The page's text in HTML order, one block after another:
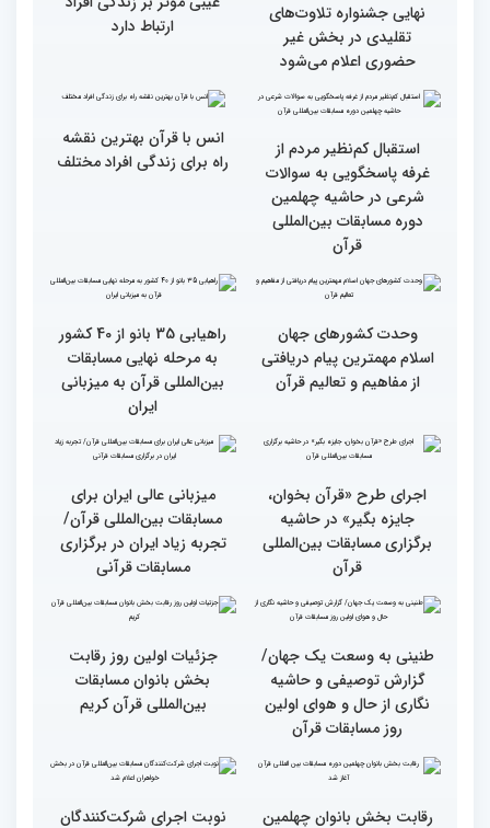
گزارش تصویری اولین روز
رقابت بخش بانوان چهلمین
دوره مسابقات بین المللی
قرآن کریم (بخش دوم)
رقابت بخش بانوان چهلمین
قرآن کریم (بخش اول)
سوم اسفند، نتایج مرحله
نهایی جشنواره تلاوت‌های
تقلیدی در بخش غیر
حضوری اعلام می‌شود
ارتباط دارد
استقبال کم‌نظیر مردم از
شرعی در حاشیه چهلمین
دوره مسابقات بین‌المللی
قرآن
انس با قرآن بهترین نقشه
راه برای زندگی افراد مختلف
وحدت کشورهای جهان
اسلام مهمترین پیام دریافتی
از مفاهیم و تعالیم قرآن
به مرحله نهایی مسابقات
بین‌المللی قرآن به میزبانی
ایران
اجرای طرح «قرآن بخوان،
جایزه بگیر» در حاشیه
برگزاری مسابقات بین‌المللی
قرآن
مسابقات بین‌المللی قرآن/
تجربه زیاد ایران در برگزاری
مسابقات قرآنی